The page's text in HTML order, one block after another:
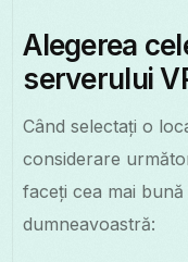
Alegerea
serverului
Când selectați o
considerare
faceți cea mai
dumneavoastră: